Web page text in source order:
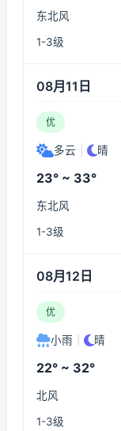
东北风
1-3级
08月11日
优
多云 晴
23° ~ 33°
东北风
1-3级
08月12日
优
小雨 晴
22° ~ 32°
北风
1-3级